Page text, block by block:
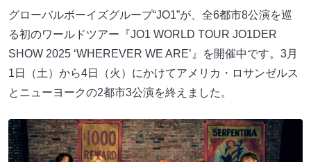
グローバルボーイズグループ“JO1”が、全6都市8公演を巡
る初のワールドツアー『JO1 WORLD TOUR JO1DER
SHOW 2025 ‘WHEREVER WE ARE’』を開催中です。3月
1日（土）から4日（火）にかけてアメリカ・ロサンゼルス
とニューヨークの2都市3公演を終えました。